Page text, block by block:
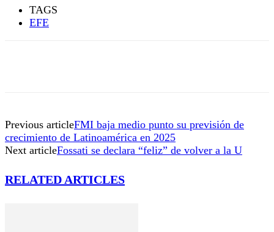
TAGS
EFE
Previous articleFMI baja medio punto su previsión de
crecimiento de Latinoamérica en 2025
Next articleFossati se declara “feliz” de volver a la U
RELATED ARTICLES